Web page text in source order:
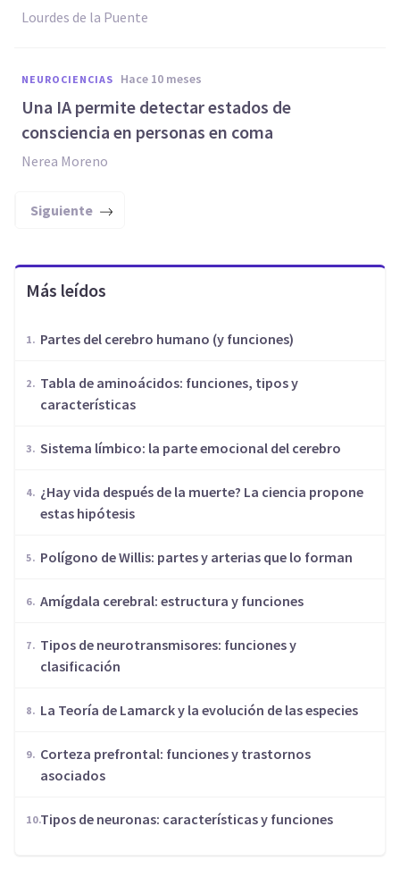
Lourdes de la Puente
NEUROCIENCIAS hace 10 meses
Una IA permite detectar estados de
consciencia en personas en coma
Nerea Moreno
Siguiente
Más leídos
Partes del cerebro humano (y funciones)
​Tabla de aminoácidos: funciones, tipos y
características
Sistema límbico: la parte emocional del cerebro
¿Hay vida después de la muerte? La ciencia propone
estas hipótesis
Polígono de Willis: partes y arterias que lo forman
Amígdala cerebral: estructura y funciones
​Tipos de neurotransmisores: funciones y
clasificación
​La Teoría de Lamarck y la evolución de las especies
Corteza prefrontal: funciones y trastornos
asociados
​Tipos de neuronas: características y funciones